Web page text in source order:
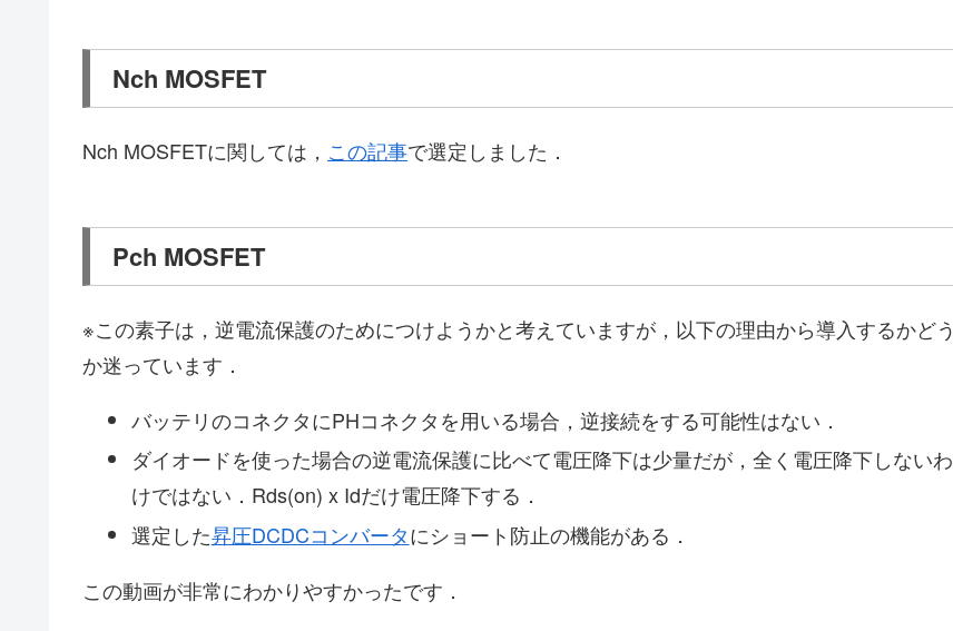
Nch MOSFET
Nch MOSFETに関しては， この記事で選定しました．
Pch MOSFET
※この素子は，逆電流保護のためにつけようかと考えていますが，以下の理由から導入するかどう
か迷っています．
バッテリのコネクタにPHコネクタを用いる場合，逆接続をする可能性はない．
ダイオードを使った場合の逆電流保護に比べて電圧降下は少量だが，全く電圧降下しないわ
けではない．Rds(on) x Idだけ電圧降下する．
選定した昇圧DCDCコンバータにショート防止の機能がある．
この動画が非常にわかりやすかったです．